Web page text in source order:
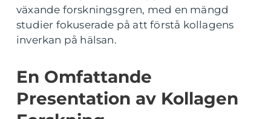
växande forskningsgren, med en mängd
studier fokuserade på att förstå kollagens
inverkan på hälsan.
En Omfattande
Presentation av Kollagen